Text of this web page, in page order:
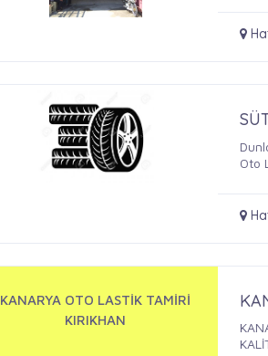
Oto
KANARYA OTO LASTİK TAMİRİ
KIRIKHAN